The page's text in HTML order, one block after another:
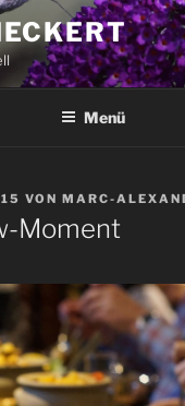
Menü
VON MARC-
Moment